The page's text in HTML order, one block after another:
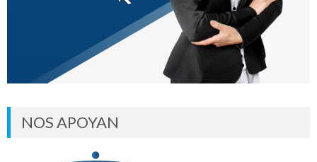
NOS APOYAN